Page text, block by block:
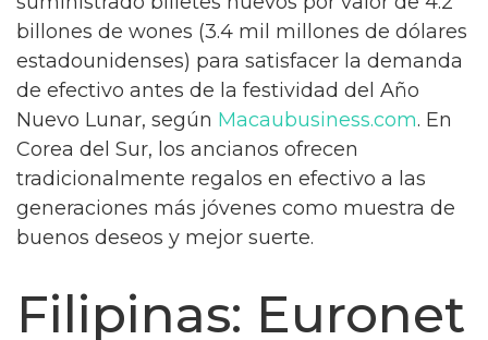
billones de wones (3.4 mil millones de dólares
estadounidenses) para satisfacer la demanda
de efectivo antes de la festividad del Año
Nuevo Lunar, según Macaubusiness.com. En
Corea del Sur, los ancianos ofrecen
tradicionalmente regalos en efectivo a las
generaciones más jóvenes como muestra de
buenos deseos y mejor suerte.
Filipinas: Euronet